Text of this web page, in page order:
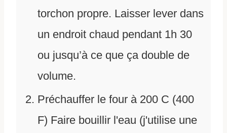
torchon propre. Laisser lever dans
un endroit chaud pendant 1h 30
ou jusqu’à ce que ça double de
volume.
Préchauffer le four à 200 C (400
F) Faire bouillir l'eau (j'utilise une